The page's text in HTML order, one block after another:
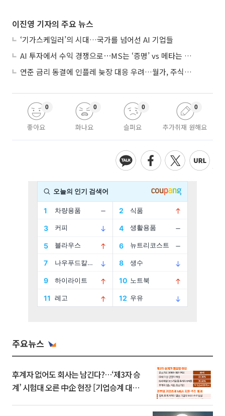
이진영 기자의 주요 뉴스
‘기가스케일러’의 시대…국가를 넘어선 AI 기업들
AI 투자에서 수익 경쟁으로⋯MS는 ‘증명’ vs 메타는 ‘숙제’
연준 금리 동결에 인플레 늦장 대응 우려…월가, 주식도 채권도 던졌다
좋아요
0
화나요
0
슬퍼요
0
추가취재 원해요
0
주요뉴스
후계자 없어도 회사는 남긴다?…‘제3자 승
계’ 시험대 오른 中企 현장 [기업승계 대전